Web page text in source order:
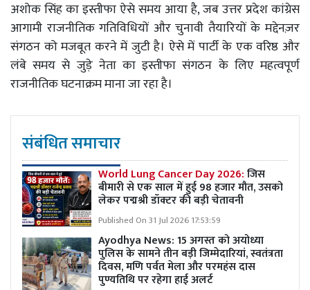
अशोक सिंह का इस्तीफा ऐसे समय आया है, जब उत्तर प्रदेश कांग्रेस
आगामी राजनीतिक गतिविधियों और चुनावी तैयारियों के मद्देनज़र
संगठन को मजबूत करने में जुटी है। ऐसे में पार्टी के एक वरिष्ठ और
लंबे समय से जुड़े नेता का इस्तीफा संगठन के लिए महत्वपूर्ण
राजनीतिक घटनाक्रम माना जा रहा है।
संबंधित समाचार
World Lung Cancer Day 2026:जिस
बीमारी से एक साल में हुई 98 हजार मौत, उसको
लेकर पद्मश्री डॉक्टर की बड़ी चेतावनी
Published On 31 Jul 2026 17:53:59
Ayodhya News: 15 अगस्त को अयोध्या
पुलिस के सामने तीन बड़ी जिम्मेदारियां, स्वतंत्रता
दिवस, मणि पर्वत मेला और परमहंस दास
पुण्यतिथि पर रहेगा हाई अलर्ट